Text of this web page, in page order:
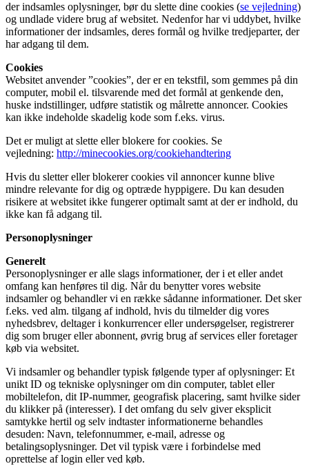
der indsamles oplysninger, bør du slette dine cookies (se vejledning)
og undlade videre brug af websitet. Nedenfor har vi uddybet, hvilke
informationer der indsamles, deres formål og hvilke tredjeparter, der
har adgang til dem.
Cookies
Websitet anvender ”cookies”, der er en tekstfil, som gemmes på din
computer, mobil el. tilsvarende med det formål at genkende den,
huske indstillinger, udføre statistik og målrette annoncer. Cookies
kan ikke indeholde skadelig kode som f.eks. virus.
Det er muligt at slette eller blokere for cookies. Se
vejledning: http://minecookies.org/cookiehandtering
Hvis du sletter eller blokerer cookies vil annoncer kunne blive
mindre relevante for dig og optræde hyppigere. Du kan desuden
risikere at websitet ikke fungerer optimalt samt at der er indhold, du
ikke kan få adgang til.
Personoplysninger
Generelt
Personoplysninger er alle slags informationer, der i et eller andet
omfang kan henføres til dig. Når du benytter vores website
indsamler og behandler vi en række sådanne informationer. Det sker
f.eks. ved alm. tilgang af indhold, hvis du tilmelder dig vores
nyhedsbrev, deltager i konkurrencer eller undersøgelser, registrerer
dig som bruger eller abonnent, øvrig brug af services eller foretager
køb via websitet.
Vi indsamler og behandler typisk følgende typer af oplysninger: Et
unikt ID og tekniske oplysninger om din computer, tablet eller
mobiltelefon, dit IP-nummer, geografisk placering, samt hvilke sider
du klikker på (interesser). I det omfang du selv giver eksplicit
samtykke hertil og selv indtaster informationerne behandles
desuden: Navn, telefonnummer, e-mail, adresse og
betalingsoplysninger. Det vil typisk være i forbindelse med
oprettelse af login eller ved køb.